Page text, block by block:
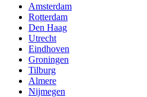
Amsterdam
Rotterdam
Den Haag
Utrecht
Eindhoven
Groningen
Tilburg
Almere
Nijmegen